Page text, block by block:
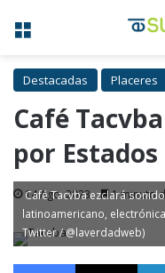
Menú
Destacadas Placeres
Café
por
14 Ago, 2023 1 minuto
Café Tacvba ezclará
latinoamericano,
Twitter / @laverdadweb)
Facebook X